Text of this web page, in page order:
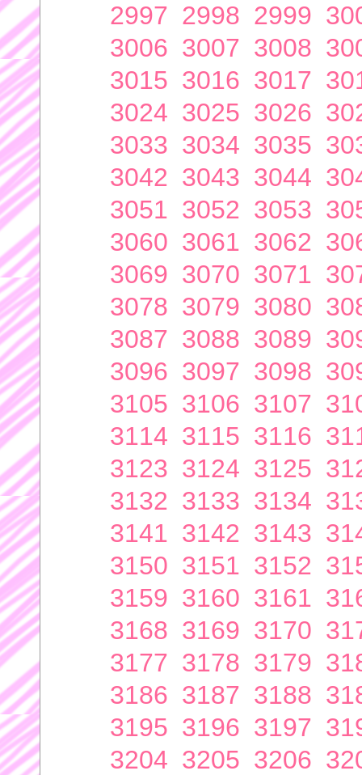
2997 2998 2999
3006 3007 3008
3015 3016 3017
3024 3025 3026
3033 3034 3035
3042 3043 3044
3051 3052 3053
3060 3061 3062
3069 3070 3071
3078 3079 3080
3087 3088 3089
3096 3097 3098
3105 3106 3107
3114 3115 3116
3123 3124 3125
3132 3133 3134
3141 3142 3143
3150 3151 3152
3159 3160 3161
3168 3169 3170
3177 3178 3179
3186 3187 3188
3195 3196 3197
3204 3205 3206